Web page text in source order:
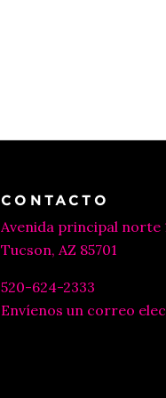
CONTACTO
Avenida principal norte
Tucson, AZ 85701
520-624-2333
Envíenos un correo